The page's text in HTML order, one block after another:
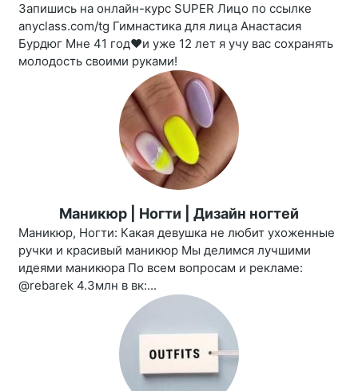
Запишись на онлайн-курс SUPER Лицо по ссылке
anyclass.com/tg Гимнастика для лица Анастасия
Бурдюг Мне 41 год❤️и уже 12 лет я учу вас сохранять
молодость своими руками!
Маникюр | Ногти | Дизайн ногтей
Маникюр, Ногти: Какая девушка не любит ухоженные
ручки и красивый маникюр Мы делимся лучшими
идеями маникюра По всем вопросам и рекламе:
@rebarek 4.3млн в вк:...